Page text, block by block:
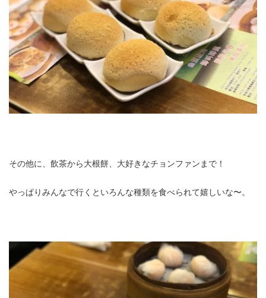
その他に、飲茶から大根餅、大好きなチョンファンまで！
やっぱりみんなで行くといろんな種類を食べられて嬉しいな〜。